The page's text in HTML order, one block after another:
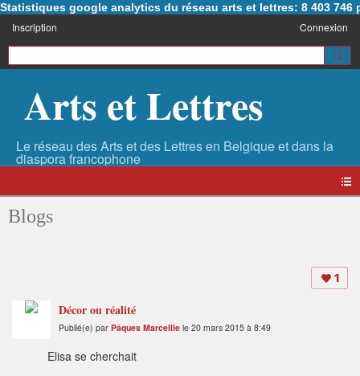
Statistiques google analytics du réseau arts et lettres: 8 403 746
Inscription Connexion
Arts et Lettres
Blogs
1
Décor ou réalité
Publié(e) par Pâques Marcellle le 20 mars 2015 à 8:49
Elisa se cherchait